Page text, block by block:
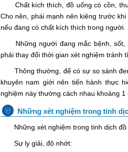
Chất kích thích, đồ uống có cồn,
Cho nên, phái mạnh nên kiêng trước
nếu đang có chất kích thích trong người.
Những người đang mắc bệnh, sốt,
phải thay đổi thời gian xét nghiệm tránh
Thông thường, để có sự so sánh
khuyên nam giới nên tiến hành thực
nghiệm này thường cách nhau khoảng 1
Những xét nghiệm trong tinh
Những xét nghiệm trong tinh dịch đồ
Sự ly giải, độ nhớt: